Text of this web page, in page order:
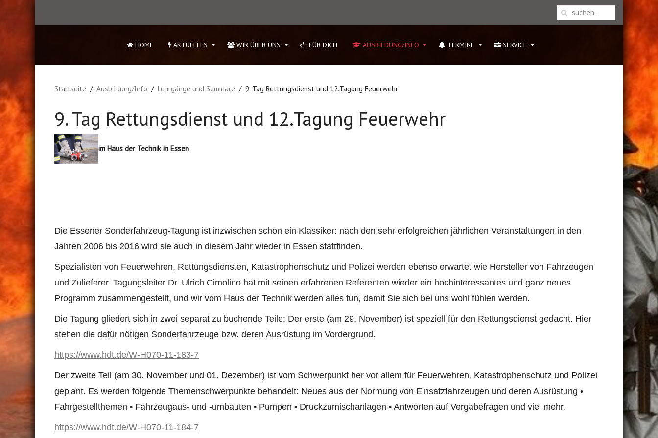
HOME AKTUELLES WIR ÜBER UNS FÜR DICH AUSBILDUNG/INFO TERMINE SERVICE
Startseite Ausbildung/Info Lehrgänge und Seminare 9. Tag Rettungsdienst und 12.Tagung Feuerwehr
9. Tag Rettungsdienst und 12.Tagung Feuerwehr
im Haus der Technik in Essen
Die Essener Sonderfahrzeug-Tagung ist inzwischen schon ein Klassiker: nach den sehr erfolgreichen jährlichen Veranstaltungen in den
Jahren 2006 bis 2016 wird sie auch in diesem Jahr wieder in Essen stattfinden.
Spezialisten von Feuerwehren, Rettungsdiensten, Katastrophenschutz und Polizei werden ebenso erwartet wie Hersteller von Fahrzeugen
und Zulieferer. Tagungsleiter Dr. Ulrich Cimolino hat mit seinen erfahrenen Referenten wieder ein hochinteressantes und ganz neues
Programm zusammengestellt, und wir vom Haus der Technik werden alles tun, damit Sie sich bei uns wohl fühlen werden.
Die Tagung gliedert sich in zwei separat zu buchende Teile: Der erste (am 29. November) ist speziell für den Rettungsdienst gedacht. Hier
stehen die dafür nötigen Sonderfahrzeuge bzw. deren Ausrüstung im Vordergrund.
https://www.hdt.de/W-H070-11-183-7
Der zweite Teil (am 30. November und 01. Dezember) ist vom Schwerpunkt her vor allem für Feuerwehren, Katastrophenschutz und Polizei
geplant. Es werden folgende Themenschwerpunkte behandelt: Neues aus der Normung von Einsatzfahrzeugen und deren Ausrüstung •
Fahrgestellthemen • Fahrzeugaus- und -umbauten • Pumpen • Druckzumischanlagen • Antworten auf Vergabefragen und viel mehr.
https://www.hdt.de/W-H070-11-184-7